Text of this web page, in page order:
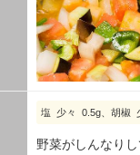
塩 少々 0.5g、胡椒
野菜がしんなりし